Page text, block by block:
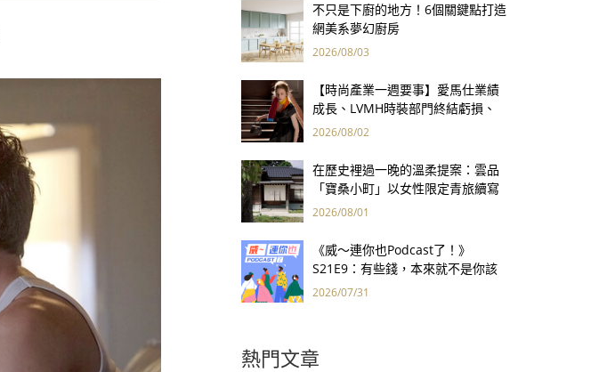
不只是下廚的地方！6個關鍵點打造
網美系夢幻廚房
2026/08/03
【時尚產業一週要事】愛馬仕業績
成長、LVMH時裝部門終結虧損、
Kering轉型策略初現成效、Prada
2026/08/02
在歷史裡過一晚的溫柔提案：雲品
「寶桑小町」以女性限定青旅續寫
台東老屋記憶
2026/08/01
《威～連你也Podcast了！》
S21E9：有些錢，本來就不是你該
賺的——讀《一個投機者的告白》
2026/07/31
熱門文章